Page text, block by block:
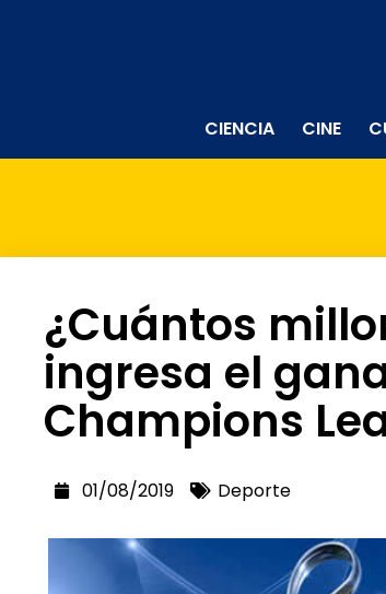
CIENCIA CINE
¿Cuántos
ingresa el
Champions
01/08/2019 Deporte